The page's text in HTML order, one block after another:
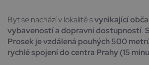
Byt se nachází v lokalitě svynikající
vybaveností a dopravní dostupností.
Prosek je vzdálená pouhých 500
rychlé spojení do centra Prahy (15